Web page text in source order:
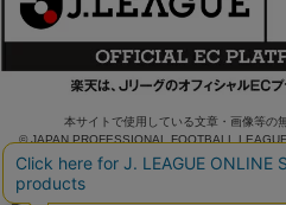
本サイトで使用している文章・画像等の
© JAPAN PROFESSIONAL FOOTBALL